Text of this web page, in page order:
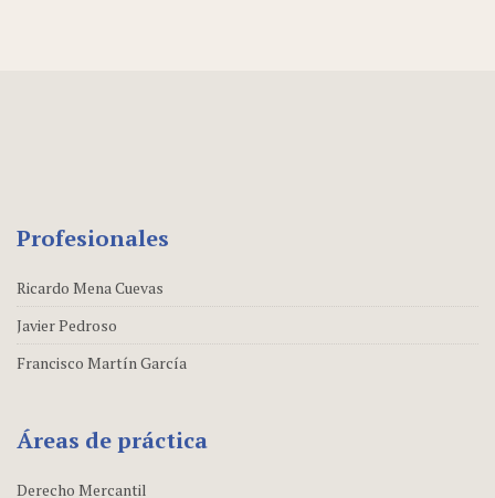
Profesionales
Ricardo Mena Cuevas
Javier Pedroso
Francisco Martín García
Áreas de práctica
Derecho Mercantil